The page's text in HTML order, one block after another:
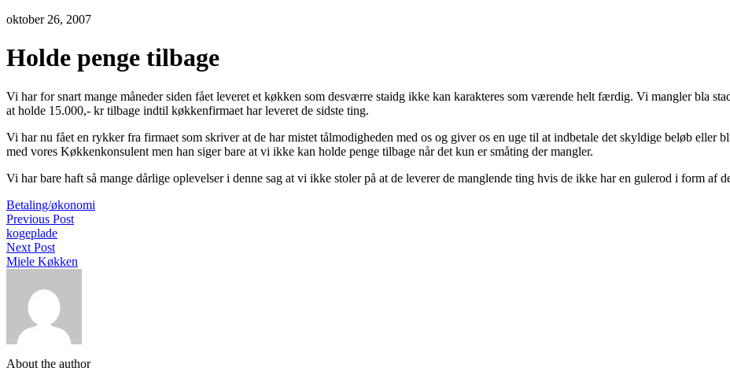
oktober 26, 2007
Holde penge tilbage
Vi har for snart mange måneder siden fået leveret et køkken som desværre staidg ikke kan karakteres som værende helt færdig. Vi mangler bla
at holde 15.000,- kr tilbage indtil køkkenfirmaet har leveret de sidste ting.
Vi har nu fået en rykker fra firmaet som skriver at de har mistet tålmodigheden med os og giver os en uge til at indbetale det skyldige beløb
med vores Køkkenkonsulent men han siger bare at vi ikke kan holde penge tilbage når det kun er småting der mangler.
Vi har bare haft så mange dårlige oplevelser i denne sag at vi ikke stoler på at de leverer de manglende ting hvis de ikke har en gulerod i form af
Betaling/økonomi
Previous Post
kogeplade
Next Post
Miele Køkken
About the author